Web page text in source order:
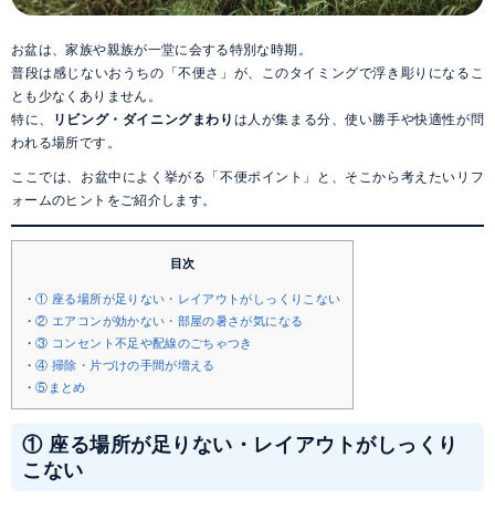
お盆は、家族や親族が一堂に会する特別な時期。
普段は感じないおうちの「不便さ」が、このタイミングで浮き彫りになるこ
とも少なくありません。
特に、
リビング・ダイニングまわりは人が集まる分、使い勝手や快適性が問
われる場所です。
ここでは、お盆中によく挙がる「不便ポイント」と、そこから考えたいリフ
ォームのヒントをご紹介します。
目次
① 座る場所が足りない・レイアウトがしっくりこない
② エアコンが効かない・部屋の暑さが気になる
③ コンセント不足や配線のごちゃつき
④ 掃除・片づけの手間が増える
⑤まとめ
① 座る場所が足りない・レイアウトがしっくり
こない